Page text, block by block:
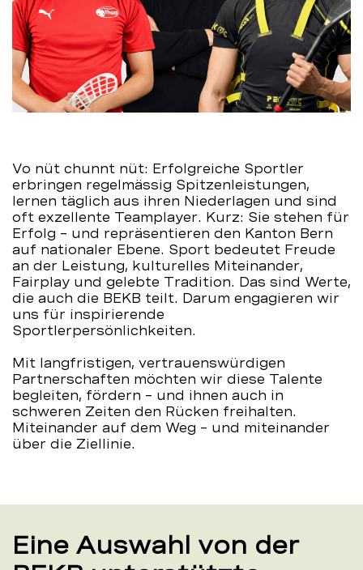
BEKB
Vo nüt chunnt nüt: Erfolgreiche Sportler
erbringen regelmässig Spitzenleistungen,
lernen täglich aus ihren Niederlagen und sind
oft exzellente Teamplayer. Kurz: Sie stehen für
Erfolg – und repräsentieren den Kanton Bern
auf nationaler Ebene. Sport bedeutet Freude
an der Leistung, kulturelles Miteinander,
Fairplay und gelebte Tradition. Das sind Werte,
die auch die BEKB teilt. Darum engagieren wir
uns für inspirierende
Sportlerpersönlichkeiten.
Mit langfristigen, vertrauenswürdigen
Partnerschaften möchten wir diese Talente
begleiten, fördern – und ihnen auch in
schweren Zeiten den Rücken freihalten.
Miteinander auf dem Weg – und miteinander
über die Ziellinie.
Eine Auswahl von der